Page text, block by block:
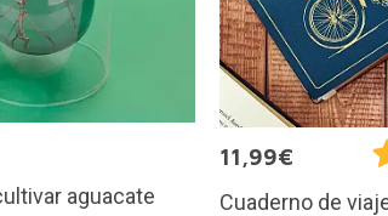
aguacate
11,99€
Cuaderno de